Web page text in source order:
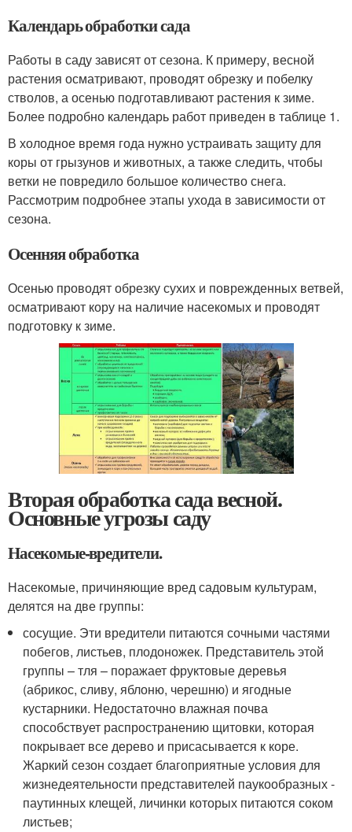
Календарь обработки сада
Работы в саду зависят от сезона. К примеру, весной
растения осматривают, проводят обрезку и побелку
стволов, а осенью подготавливают растения к зиме.
Более подробно календарь работ приведен в таблице 1.
В холодное время года нужно устраивать защиту для
коры от грызунов и животных, а также следить, чтобы
ветки не повредило большое количество снега.
Рассмотрим подробнее этапы ухода в зависимости от
сезона.
Осенняя обработка
Осенью проводят обрезку сухих и поврежденных ветвей,
осматривают кору на наличие насекомых и проводят
подготовку к зиме.
Вторая обработка сада весной.
Основные угрозы саду
Насекомые-вредители.
Насекомые, причиняющие вред садовым культурам,
делятся на две группы:
сосущие. Эти вредители питаются сочными частями
побегов, листьев, плодоножек. Представитель этой
группы – тля – поражает фруктовые деревья
(абрикос, сливу, яблоню, черешню) и ягодные
кустарники. Недостаточно влажная почва
способствует распространению щитовки, которая
покрывает все дерево и присасывается к коре.
Жаркий сезон создает благоприятные условия для
жизнедеятельности представителей паукообразных -
паутинных клещей, личинки которых питаются соком
листьев;